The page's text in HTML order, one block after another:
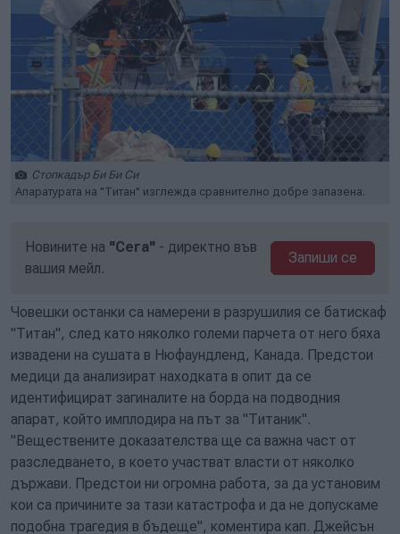
Стопкадър Би Би Си
Апаратурата на "Титан" изглежда сравнително добре запазена.
Новините на "Сега" - директно във
вашия мейл.
Запиши се
Човешки останки са намерени в разрушилия се батискаф
"Титан", след като няколко големи парчета от него бяха
извадени на сушата в Нюфаундленд, Канада. Предстои
медици да анализират находката в опит да се
идентифицират загиналите на борда на подводния
апарат, който имплодира на път за "Титаник".
"Веществените доказателства ще са важна част от
разследването, в което участват власти от няколко
държави. Предстои ни огромна работа, за да установим
кои са причините за тази катастрофа и да не допускаме
подобна трагедия в бъдеще", коментира кап. Джейсън